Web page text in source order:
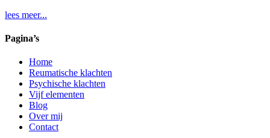
lees meer...
Pagina’s
Home
Reumatische klachten
Psychische klachten
Vijf elementen
Blog
Over mij
Contact